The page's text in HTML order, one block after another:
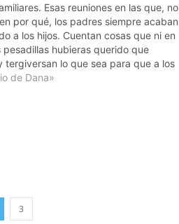
Esas reuniones en las que, no
por qué, los padres siempre acaban
a los hijos. Cuentan cosas que ni en
pesadillas hubieras querido que
tergiversan lo que sea para que a los
gracioso. Y, lo peor de…
de Dana»
3